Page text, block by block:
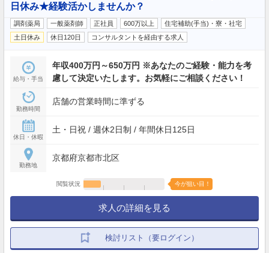
日休み★経験活かしませんか？
調剤薬局 一般薬剤師 正社員 600万以上
住宅補助(手当)・寮・社宅
土日休み
休日120日 コンサルタントを経由する求人
給与・手当
年収400万円～650万円 ※あなたのご経験・能力を考
慮して決定いたします。お気軽にご相談ください！
勤務時間
店舗の営業時間に準ずる
休日・休暇
土・日祝 / 週休2日制 / 年間休日125日
勤務地
京都府京都市北区
閲覧状況 今が狙い目！
求人の詳細を見る
検討リスト（要ログイン）